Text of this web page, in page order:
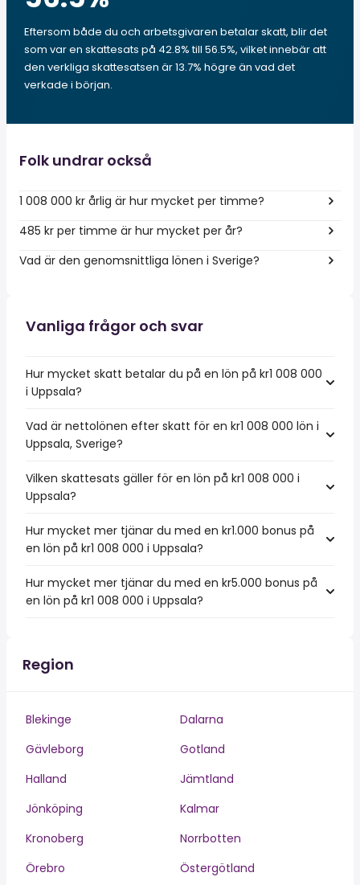
Eftersom både du och arbetsgivaren betalar skatt, blir det
som var en skattesats på 42.8% till 56.5%, vilket innebär att
den verkliga skattesatsen är 13.7% högre än vad det
verkade i början.
Folk undrar också
1 008 000 kr årlig är hur mycket per timme?
485 kr per timme är hur mycket per år?
Vad är den genomsnittliga lönen i Sverige?
Vanliga frågor och svar
Hur mycket skatt betalar du på en lön på kr1 008 000
i Uppsala?
Vad är nettolönen efter skatt för en kr1 008 000 lön i
Uppsala, Sverige?
Vilken skattesats gäller för en lön på kr1 008 000 i
Uppsala?
Hur mycket mer tjänar du med en kr1.000 bonus på
en lön på kr1 008 000 i Uppsala?
Hur mycket mer tjänar du med en kr5.000 bonus på
en lön på kr1 008 000 i Uppsala?
Region
Blekinge
Dalarna
Gävleborg
Gotland
Halland
Jämtland
Jönköping
Kalmar
Kronoberg
Norrbotten
Örebro
Östergötland